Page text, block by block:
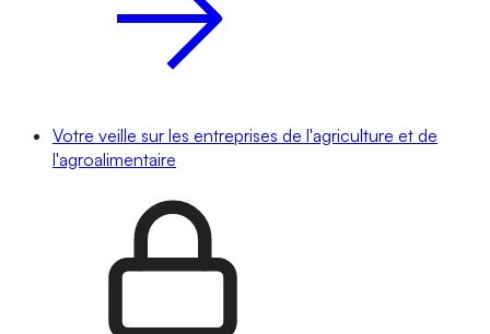
Votre veille sur les entreprises de l'agriculture et de
l'agroalimentaire